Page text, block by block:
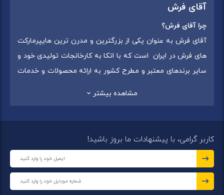
آقای فرش
چرا آقای فرش؟
آقای فرش به عنوان یکی از بزرگترین و مدرن ترین هایپرمارکت
های فرش در ایران است که با اتکا به کارخانجات تولیدی خود و
سایر برندهای معتبر و مطرح کشور به ارائه محصولات و خدمات
شهر:فردیس ) ، استان قزوین (شهر قزوین)
مجموعه در تمامی شعب خود بهترین برند ها و بافته های ایران
کلاسیک،فرش کودک، فرش دستبافتوتابلو فرش دستبافت
مشاهده بیشتر
کاربر گرامی، با پیشنهادات ما بروز باشید!